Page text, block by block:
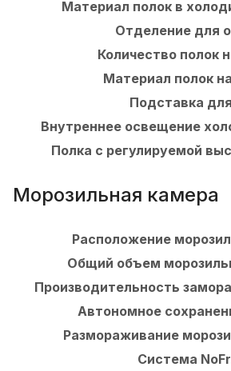
Материал полок в
Отделение для
Количество полок
Материал полок
Подставка
Внутреннее освещение
Полка с регулируемой
Морозильная камера
Расположение
Общий объем
Производительность
Автономное
Размораживание
Система